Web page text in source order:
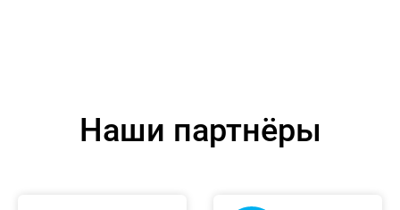
Наши партнёры